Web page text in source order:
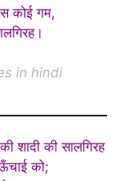
कोई गम,
in hindi
शादी की सालगिरह
को;